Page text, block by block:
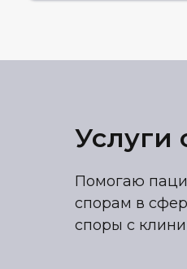
Услуги
Помогаю
спорам в
споры с